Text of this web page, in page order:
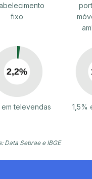
fixo
em televendas 1,5%
Data Sebrae e IBGE